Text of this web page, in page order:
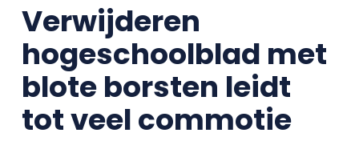
Verwijderen
hogeschoolblad met
blote borsten leidt
tot veel commotie